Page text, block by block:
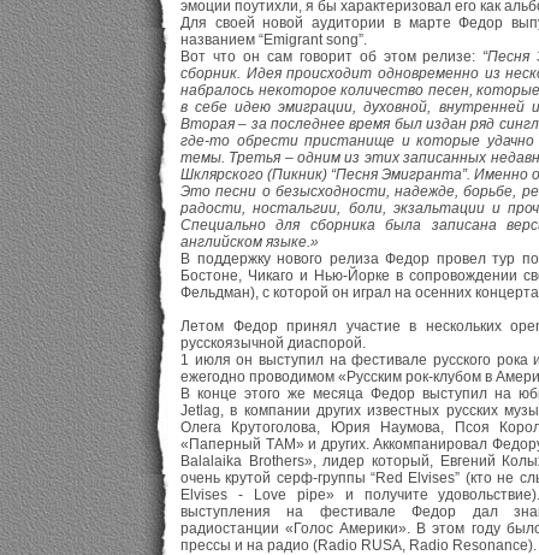
эмоции поутихли, я бы характеризовал его как
Для своей новой аудитории в марте Федор
названием “Emigrant song”.
Вот что он сам говорит об этом релизе:
сборник. Идея происходит одновременно из
набралось некоторое количество песен,
в себе идею эмиграции, духовной, внутренней
Вторая – за последнее время был издан ряд
где-то обрести пристанище и которые
темы. Третья – одним из этих записанных
Шклярского (Пикник) “Песня Эмигранта”. Именно
Это песни о безысходности, надежде, борьбе,
радости, ностальгии, боли, экзальтации и
Специально для сборника была записана
английском языке.»
В поддержку нового релиза Федор провел тур
Бостоне, Чикаго и Нью-Йорке в сопровождении
Фельдман), с которой он играл на осенних
Летом Федор принял участие в нескольких
русскоязычной диаспорой.
1 июля он выступил на фестивале русского рока
ежегодно проводимом «Русским рок-клубом в
В конце этого же месяца Федор выступил на
Jetlag, в компании других известных русских
Олега Крутоголова, Юрия Наумова, Псоя
«Паперный ТАМ» и других. Аккомпанировал
Balalaika Brothers», лидер который, Евгений
очень крутой серф-группы “Red Elvises” (кто не
Elvises - Love pipe» и получите
выступления на фестивале Федор дал
радиостанции «Голос Америки». В этом году
прессы и на радио (Radio RUSA, Radio Resonance).